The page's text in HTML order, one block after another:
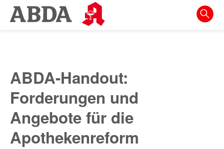
Springe
direkt
zur
Meta-
Navigation
zum
Inhalt
ABDA-Handout:
Forderungen und
Angebote für die
Apothekenreform